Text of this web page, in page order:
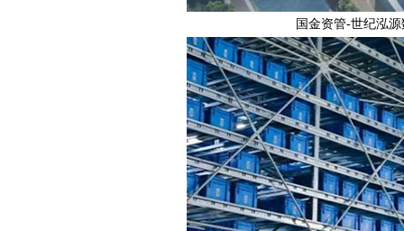
国金资管-世纪泓